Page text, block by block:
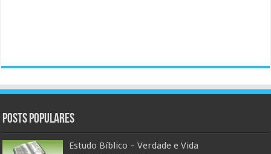
Posts populares
Estudo Bíblico – Verdade e Vida